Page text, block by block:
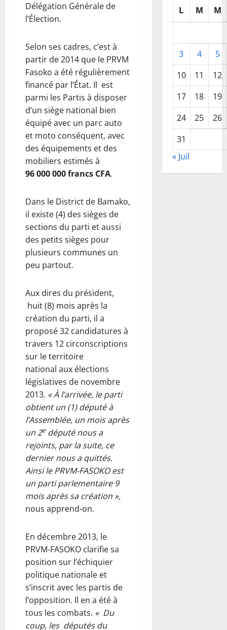
Délégation Générale de
l’Élection.
Selon ses cadres, c’est à
partir de 2014 que le PRVM
Fasoko a été régulièrement
financé par l’État. Il est
parmi les Partis à disposer
d’un siège national bien
équipé avec un parc auto
et moto conséquent, avec
des équipements et des
mobiliers estimés à
96 000 000 francs CFA.
Dans le District de Bamako,
il existe (4) des sièges de
sections du parti et aussi
des petits sièges pour
plusieurs communes un
peu partout.
Aux dires du président,
huit (8) mois après la
création du parti, il a
proposé 32 candidatures à
travers 12 circonscriptions
sur le territoire
national aux élections
législatives de novembre
2013. « À l’arrivée, le parti
obtient un (1) député à
l’Assemblée, un mois après
un 2edéputé nous a
rejoints, par la suite, ce
dernier nous a quittés.
Ainsi le PRVM-FASOKO est
un parti parlementaire 9
mois après sa création »,
nous apprend-on.
En décembre 2013, le
PRVM-FASOKO clarifie sa
position sur l’échiquier
politique nationale et
s’inscrit avec les partis de
l’opposition. Il en a été à
tous les combats. « Du
coup, les députés du
L M M
3 4
5
10
11
12
17
18
19
24
25
26
31
« Juil